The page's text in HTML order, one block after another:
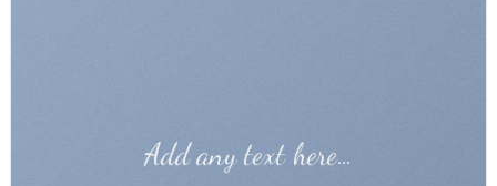
Add any text here…